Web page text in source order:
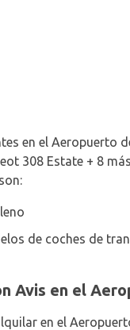
en el Aeropuerto
308 Estate + 8
de coches de
Avis en el
en el